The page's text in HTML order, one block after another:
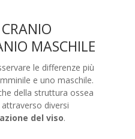
MASCHILE
le differenze più
e uno maschile.
della struttura ossea
diversi
del viso.